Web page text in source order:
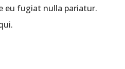
eu fugiat nulla pariatur.